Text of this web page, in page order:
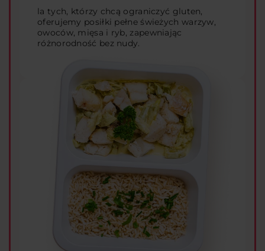
la tych, którzy chcą ograniczyć gluten,
oferujemy posiłki pełne świeżych warzyw,
owoców, mięsa i ryb, zapewniając
różnorodność bez nudy.